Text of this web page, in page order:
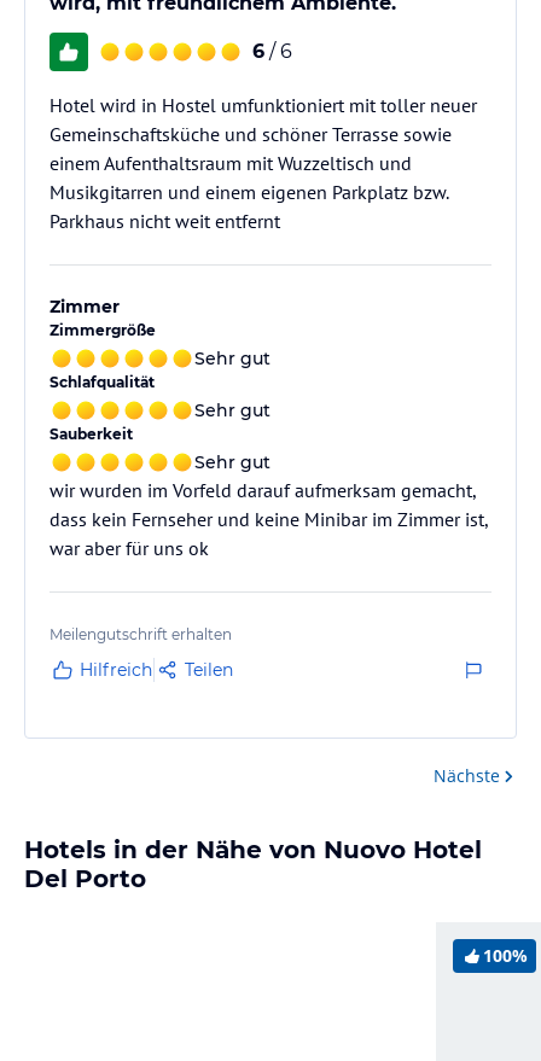
6 / 6
Hotel wird in Hostel umfunktioniert mit toller neuer
Gemeinschaftsküche und schöner Terrasse sowie
einem Aufenthaltsraum mit Wuzzeltisch und
Musikgitarren und einem eigenen Parkplatz bzw.
Parkhaus nicht weit entfernt
Zimmer
Zimmergröße
Sehr gut
Schlafqualität
Sehr gut
Sauberkeit
Sehr gut
wir wurden im Vorfeld darauf aufmerksam gemacht,
dass kein Fernseher und keine Minibar im Zimmer ist,
war aber für uns ok
Meilengutschrift erhalten
Hilfreich Teilen
Nächste
Hotels in der Nähe von Nuovo Hotel
Del Porto
100%